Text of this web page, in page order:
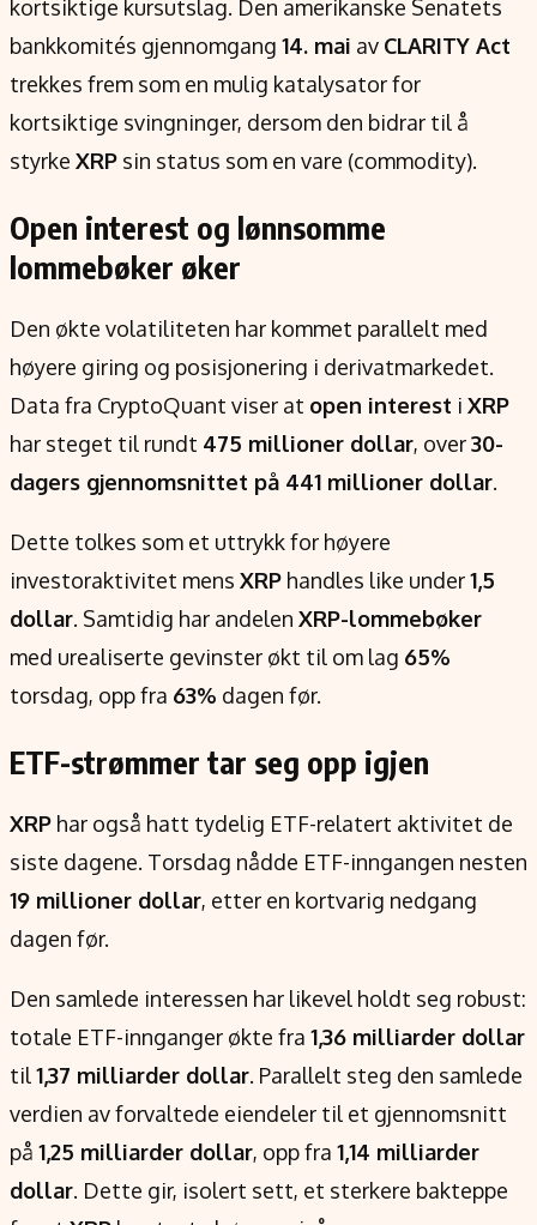
kortsiktige kursutslag. Den amerikanske Senatets
bankkomités gjennomgang 14. mai av CLARITY Act
trekkes frem som en mulig katalysator for
kortsiktige svingninger, dersom den bidrar til å
styrke XRP sin status som en vare (commodity).
Open interest og lønnsomme
lommebøker øker
Den økte volatiliteten har kommet parallelt med
høyere giring og posisjonering i derivatmarkedet.
Data fra CryptoQuant viser at open interest i XRP
har steget til rundt 475 millioner dollar, over30-
dagers gjennomsnittet på 441 millioner dollar.
Dette tolkes som et uttrykk for høyere
investoraktivitet mens XRP handles like under1,5
dollar. Samtidig har andelen XRP-lommebøker
med urealiserte gevinster økt til om lag 65%
torsdag, opp fra 63% dagen før.
ETF-strømmer tar seg opp igjen
XRP har også hatt tydelig ETF-relatert aktivitet de
siste dagene. Torsdag nådde ETF-inngangen nesten
19 millioner dollar, etter en kortvarig nedgang
dagen før.
Den samlede interessen har likevel holdt seg robust:
totale ETF-innganger økte fra 1,36 milliarder dollar
til1,37 milliarder dollar. Parallelt steg den samlede
verdien av forvaltede eiendeler til et gjennomsnitt
på 1,25 milliarder dollar, opp fra 1,14 milliarder
dollar. Dette gir, isolert sett, et sterkere bakteppe